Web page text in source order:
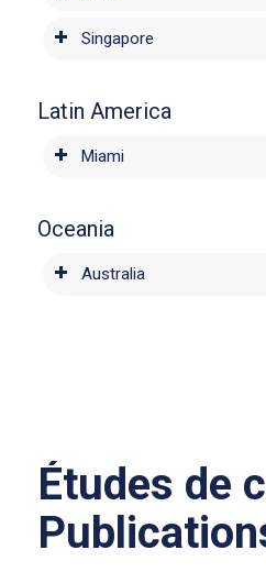
Singapore
Latin America
Miami
Oceania
Australia
Études de